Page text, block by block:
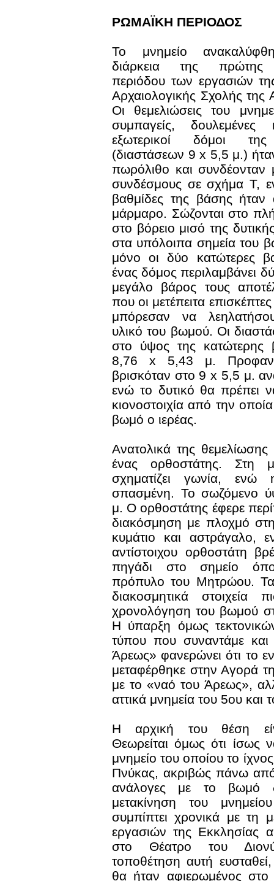
ΡΩΜΑΪΚΗ ΠΕΡΙΟΔΟΣ
Το μνημείο
διάρκεια της πρώτης
περιόδου των εργασιών
Αρχαιολογικής Σχολής
Οι θεμελιώσεις του
συμπαγείς, δουλεμένες
εξωτερικοί δόμοι της
(διαστάσεων 9 x 5,5 μ.)
πωρόλιθο και συνδέονταν
συνδέσμους σε σχήμα Τ,
βαθμίδες της βάσης ήταν
μάρμαρο. Σώζονται στο
στο βόρειο μισό της
στα υπόλοιπα σημεία του
μόνο οι δύο κατώτερες
ένας δόμος περιλαμβάνει
μεγάλο βάρος τους
που οι μετέπειτα
μπόρεσαν να
υλικό του βωμού. Οι
στο ύψος της κατώτερης
8,76 x 5,43 μ.
βρισκόταν στο 9 x 5,5 μ.
ενώ το δυτικό θα πρέπει
κιονοστοιχία από την
βωμό ο ιερέας.
Ανατολικά της
ένας ορθοστάτης. Στη
σχηματίζει γωνία, ενώ
σπασμένη. Το σωζόμενο
μ. Ο ορθοστάτης έφερε
διακόσμηση με πλοχμό
κυμάτιο και αστράγαλο,
αντίστοιχου ορθοστάτη
πηγάδι στο σημείο
πρόπυλο του Μητρώου. Τα
διακοσμητικά στοιχεία
χρονολόγηση του βωμού
Η ύπαρξη όμως
τύπου που συναντάμε
Άρεως» φανερώνει ότι το
μεταφέρθηκε στην Αγορά
με το «ναό του Άρεως»,
αττικά μνημεία του 5ου και
Η αρχική του θέση
Θεωρείται όμως ότι ίσως
μνημείο του οποίου το
Πνύκας, ακριβώς πάνω
ανάλογες με το βωμό
μετακίνηση του
συμπίπτει χρονικά με τη
εργασιών της Εκκλησίας
στο Θέατρο του
τοποθέτηση αυτή
θα ήταν αφιερωμένος